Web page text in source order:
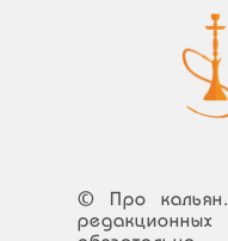
© Про кальян.